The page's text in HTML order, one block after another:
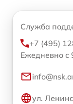
Служба
+7 (495)
Ежедневно с
ул.